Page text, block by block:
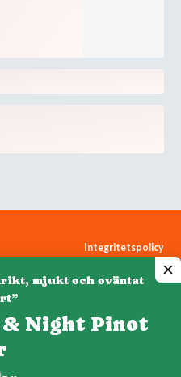
Integritetspolicy
Cookiepolicy
Vinklubben i Norden AB
mjukt och oväntat
& Night Pinot